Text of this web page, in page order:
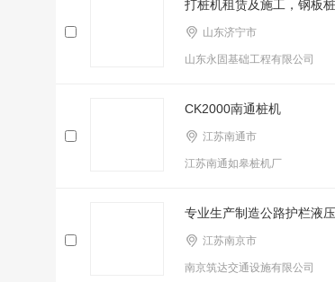
打桩机租赁及施工，钢板
山东济宁市
山东永固基础工程有限公司
CK2000南通桩机
江苏南通市
江苏南通如皋桩机厂
专业生产制造公路护栏液
江苏南京市
南京筑达交通设施有限公司